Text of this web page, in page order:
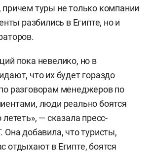
причем туры не только компании
разбились в Египте, но и
пока невелико, но в
что их будет гораздо
разговорам менеджеров по
люди реально боятся
лететь», — сказала пресс-
Она добавила, что туристы,
отдыхают в Египте, боятся